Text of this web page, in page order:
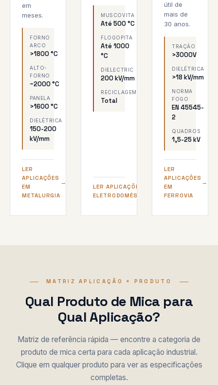
em
meses.
FORNO
ARCO
>1800 °C
ALTO-
FORNO
~2000 °C
PANELA
>1600 °C
DIELÉTRICA
150-200
kV/mm
LER
APLICAÇÕES
EM
METALURGIA
MUSCOVITA
Até 500 °C
FLOGOPITA
Até 1000
°C
DIELECTRIC
200 kV/mm
RECICLAGEM
Total
LER APLICAÇÕES EM
ELETRODOMÉSTICOS
útil de
mais de
30 anos.
TRAÇÃO
>3000V
DIELÉTRICA
>18 kV/mm
NORMA
FOGO
EN 45545-
2
QUADROS
1,5-25 kV
LER
APLICAÇÕES
EM
FERROVIA
MATRIZ APLICAÇÃO × PRODUTO
Qual Produto de Mica para
Qual Aplicação?
Matriz de referência rápida — encontre a categoria de
produto de mica certa para cada aplicação industrial.
Clique em qualquer produto para ver as especificações
completas.